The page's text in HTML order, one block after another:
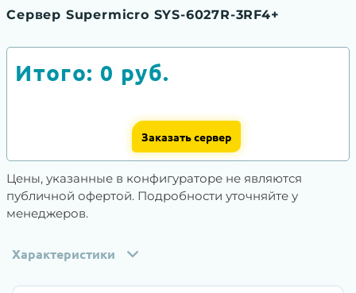
Сервер Supermicro SYS-6027R-3RF4+
Итого: 0 руб.
Заказать сервер
Цены, указанные в конфигураторе не являются
публичной офертой. Подробности уточняйте у
менеджеров.
Характеристики